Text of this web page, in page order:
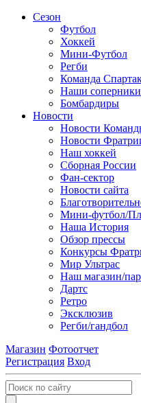
Сезон
Футбол
Хоккей
Мини-Футбол
Регби
Команда
Наши соперники
Бомбардиры
Новости
Новости
Новости
Наш хоккей
Сборная России
Фан-cектор
Новости сайта
Мини-футбол/
Наша История
Обзор прессы
Конкурсы
Мир Ультрас
Наш магазин/
Дартс
Ретро
Эксклюзив
Регби/гандбол
Магазин Фотоотчет
Регистрация Вход